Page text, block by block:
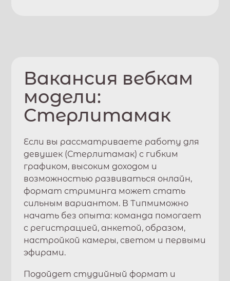
Вакансия вебкам
модели:
Стерлитамак
Если вы рассматриваете работу для
девушек (Стерлитамак) с гибким
графиком, высоким доходом и
возможностью развиваться онлайн,
формат стриминга может стать
сильным вариантом. ВТипмиможно
начать без опыта: команда помогает
с регистрацией, анкетой, образом,
настройкой камеры, светом и первыми
эфирами.
Подойдет студийный формат и